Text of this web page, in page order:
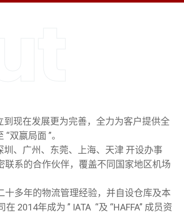
现在发展更为完善，全力为客户提供全
双嬴局面 ”。
、广州、东莞、上海、天津 开设办事
系的合作伙伴，覆盖不同国家地区机场
多年的物流管理经验，并自设仓库及本
2014年成为 ” IATA “及 “HAFFA” 成员资